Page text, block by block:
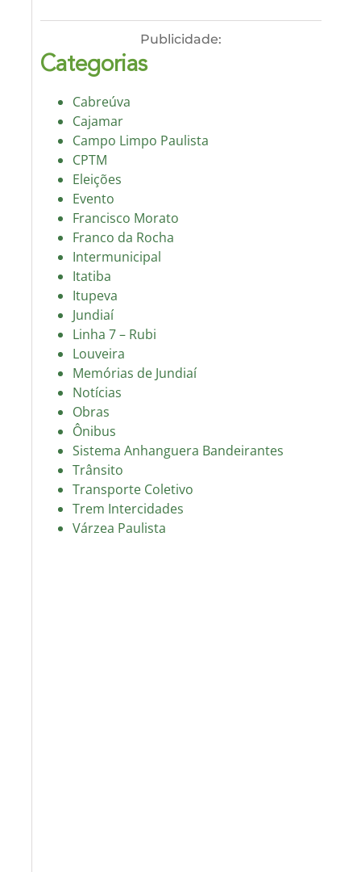
Publicidade:
Categorias
Cabreúva
Cajamar
Campo Limpo Paulista
CPTM
Eleições
Evento
Francisco Morato
Franco da Rocha
Intermunicipal
Itatiba
Itupeva
Jundiaí
Linha 7 – Rubi
Louveira
Memórias de Jundiaí
Notícias
Obras
Ônibus
Sistema Anhanguera Bandeirantes
Trânsito
Transporte Coletivo
Trem Intercidades
Várzea Paulista